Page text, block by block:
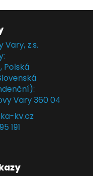
Vary, z.s.
Polská
Vary 360 04
kv.cz
191